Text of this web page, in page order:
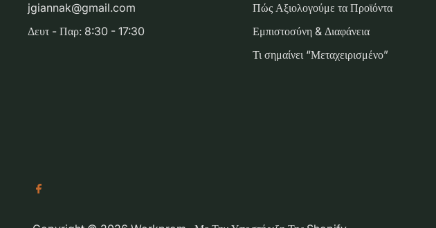
jgiannak@gmail.com
Δευτ - Παρ: 8:30 - 17:30
Πώς Αξιολογούμε τα Προϊόντα
Εμπιστοσύνη & Διαφάνεια
Τι σημαίνει “Μεταχειρισμένο”